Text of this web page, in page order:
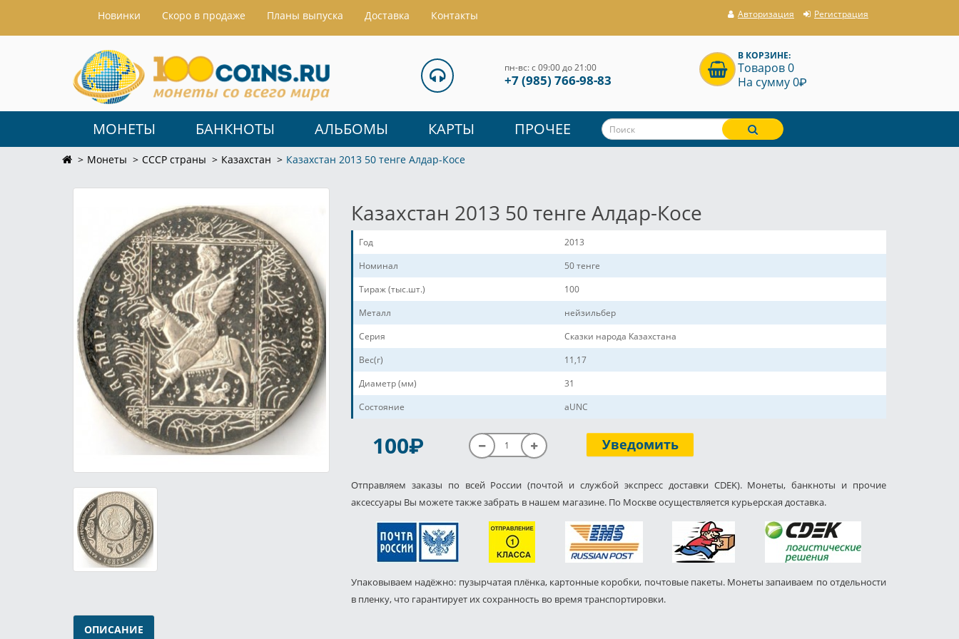
Hовинки Скоро в продаже Планы выпуска Доставка Контакты Авторизация Регистрация
пн-вс: с 09:00 до 21:00
+7 (985) 766-98-83
В КОРЗИНЕ:
Товаров 0
На сумму 0P
МОНЕТЫ БАНКНОТЫ АЛЬБОМЫ КАРТЫ ПРОЧЕЕ
Монеты СССР страны Казахстан Казахстан 2013 50 тенге Алдар-Косе
Казахстан 2013 50 тенге Алдар-Косе
Год
2013
Номинал
50 тенге
Тираж (тыс.шт.)
100
Металл
нейзильбер
Серия
Сказки народа Казахстана
Вес(г)
11,17
Диаметр (мм)
31
Состояние
aUNC
100P Уведомить
Отправляем заказы по всей России (почтой и службой экспресс доставки CDEK). Монеты, банкноты и прочие
аксессуары Вы можете также забрать в нашем магазине. По Москве осуществляется курьерская доставка.
Упаковываем надёжно: пузырчатая плёнка, картонные коробки, почтовые пакеты. Монеты запаиваем по отдельности
в пленку, что гарантирует их сохранность во время транспортировки.
ОПИСАНИЕ